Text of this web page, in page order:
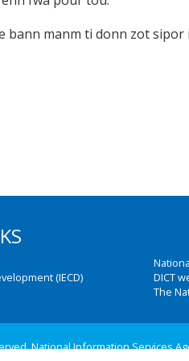
bann manm ti donn zot sipor
(IECD)
DICT
The
National Information Services